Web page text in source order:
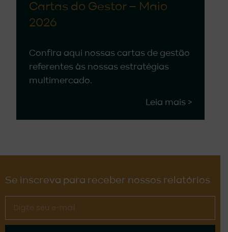
Cartas do Gestor – Maio
2026
Confira aqui nossas cartas de gestão
referentes às nossas estratégias
multimercado.
Leia mais >
Se inscreva para receber nossos relatórios